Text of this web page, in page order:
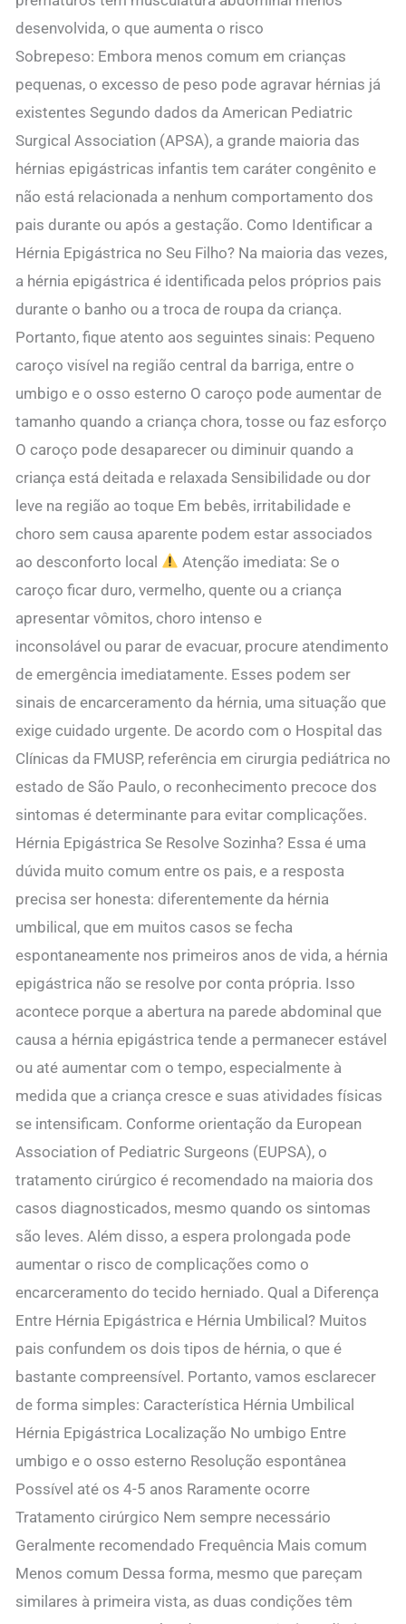
desenvolvida, o que aumenta o risco
Sobrepeso: Embora menos comum em crianças
pequenas, o excesso de peso pode agravar hérnias já
existentes Segundo dados da American Pediatric
Surgical Association (APSA), a grande maioria das
hérnias epigástricas infantis tem caráter congênito e
não está relacionada a nenhum comportamento dos
pais durante ou após a gestação. Como Identificar a
Hérnia Epigástrica no Seu Filho? Na maioria das vezes,
a hérnia epigástrica é identificada pelos próprios pais
durante o banho ou a troca de roupa da criança.
Portanto, fique atento aos seguintes sinais: Pequeno
caroço visível na região central da barriga, entre o
umbigo e o osso esterno O caroço pode aumentar de
tamanho quando a criança chora, tosse ou faz esforço
O caroço pode desaparecer ou diminuir quando a
criança está deitada e relaxada Sensibilidade ou dor
leve na região ao toque Em bebês, irritabilidade e
choro sem causa aparente podem estar associados
ao desconforto local
Atenção imediata: Se o
caroço ficar duro, vermelho, quente ou a criança
apresentar vômitos, choro intenso e
inconsolável ou parar de evacuar, procure atendimento
de emergência imediatamente. Esses podem ser
sinais de encarceramento da hérnia, uma situação que
exige cuidado urgente. De acordo com o Hospital das
Clínicas da FMUSP, referência em cirurgia pediátrica no
estado de São Paulo, o reconhecimento precoce dos
sintomas é determinante para evitar complicações.
Hérnia Epigástrica Se Resolve Sozinha? Essa é uma
dúvida muito comum entre os pais, e a resposta
precisa ser honesta: diferentemente da hérnia
umbilical, que em muitos casos se fecha
espontaneamente nos primeiros anos de vida, a hérnia
epigástrica não se resolve por conta própria. Isso
acontece porque a abertura na parede abdominal que
causa a hérnia epigástrica tende a permanecer estável
ou até aumentar com o tempo, especialmente à
medida que a criança cresce e suas atividades físicas
se intensificam. Conforme orientação da European
Association of Pediatric Surgeons (EUPSA), o
tratamento cirúrgico é recomendado na maioria dos
casos diagnosticados, mesmo quando os sintomas
são leves. Além disso, a espera prolongada pode
aumentar o risco de complicações como o
encarceramento do tecido herniado. Qual a Diferença
Entre Hérnia Epigástrica e Hérnia Umbilical? Muitos
pais confundem os dois tipos de hérnia, o que é
bastante compreensível. Portanto, vamos esclarecer
de forma simples: Característica Hérnia Umbilical
Hérnia Epigástrica Localização No umbigo Entre
umbigo e o osso esterno Resolução espontânea
Possível até os 4-5 anos Raramente ocorre
Tratamento cirúrgico Nem sempre necessário
Geralmente recomendado Frequência Mais comum
Menos comum Dessa forma, mesmo que pareçam
similares à primeira vista, as duas condições têm